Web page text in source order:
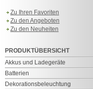
Zu Ihren Favoriten
Zu den Angeboten
Zu den Neuheiten
PRODUKTÜBERSICHT
Akkus und Ladegeräte
Batterien
Dekorationsbeleuchtung